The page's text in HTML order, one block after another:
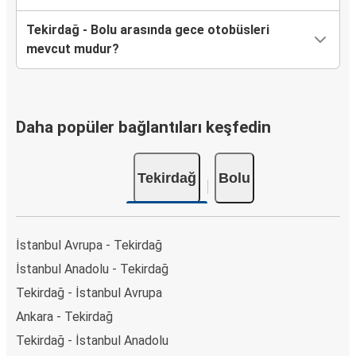
Tekirdağ - Bolu arasında gece otobüsleri
mevcut mudur?
Daha popüler bağlantıları keşfedin
Tekirdağ Bolu
İstanbul Avrupa - Tekirdağ
İstanbul Anadolu - Tekirdağ
Tekirdağ - İstanbul Avrupa
Ankara - Tekirdağ
Tekirdağ - İstanbul Anadolu